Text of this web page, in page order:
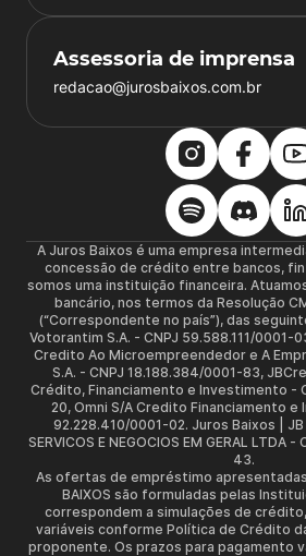
Assessoria de imprensa
redacao@jurosbaixos.com.br
A Juros Baixos é uma empresa
concessão de crédito entre bancos,
somos uma instituição financeira.
bancário, nos termos da Resolução
(“Correspondente no país”), das
Votorantim S.A. - CNPJ 59.588.111/0001-
Credito Ao Microempreendedor e A
S.A. - CNPJ 18.188.384/0001-83,
Crédito, Financiamento e Investimento -
20, Omni S/A Credito Financiamento e
92.228.410/0001-02. Juros Baixos | JB
SERVICOS E NEGOCIOS EM GERAL LTDA
43.
As ofertas de empréstimo
BAIXOS são formuladas pelas
correspondem a simulações de
variáveis conforme Política de Crédito
proponente. Os prazos para pagamento